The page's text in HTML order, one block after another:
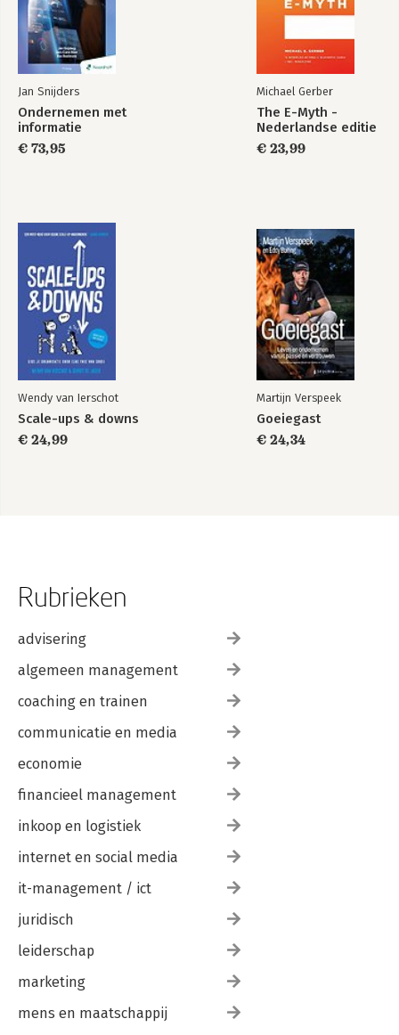
Jan Snijders
Ondernemen met
informatie
€ 73,95
Michael Gerber
The E-Myth -
Nederlandse editie
€ 23,99
Wendy van Ierschot
Scale-ups & downs
€ 24,99
Martijn Verspeek
Goeiegast
€ 24,34
Rubrieken
advisering
algemeen management
coaching en trainen
communicatie en media
economie
financieel management
inkoop en logistiek
internet en social media
it-management / ict
juridisch
leiderschap
marketing
mens en maatschappij